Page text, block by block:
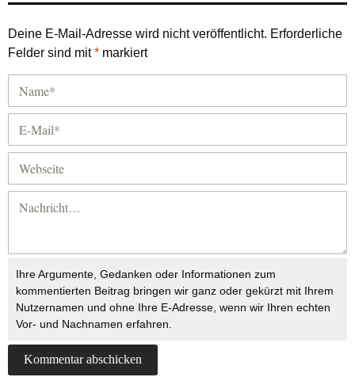
Deine E-Mail-Adresse wird nicht veröffentlicht. Erforderliche
Felder sind mit* markiert
Ihre Argumente, Gedanken oder Informationen zum
kommentierten Beitrag bringen wir ganz oder gekürzt mit Ihrem
Nutzernamen und ohne Ihre E-Adresse, wenn wir Ihren echten
Vor- und Nachnamen erfahren.